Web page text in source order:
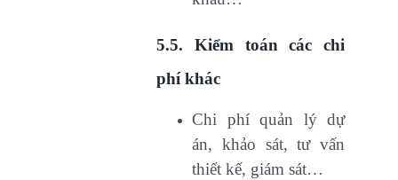
5.5. Kiểm toán các chi
phí khác
Chi phí quản lý dự
án, khảo sát, tư vấn
thiết kế, giám sát…